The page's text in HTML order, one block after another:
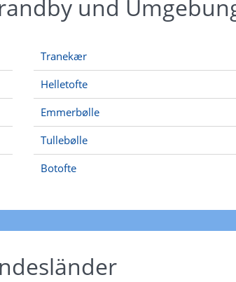
und
Tranekær
Helletofte
Emmerbølle
Tullebølle
Botofte